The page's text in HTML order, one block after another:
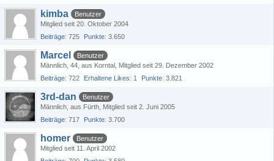
kimba
Benutzer
Mitglied seit 20. Oktober 2004
Beiträge 725 Punkte 3.650
Marcel
Benutzer
Männlich 44 aus Korntal Mitglied seit 29. Dezember 2002
Beiträge 722 Erhaltene Likes 1 Punkte 3.821
3rd-dan
Benutzer
Männlich aus Fürth Mitglied seit 2. Juni 2005
Beiträge 717 Punkte 3.700
homer
Benutzer
Mitglied seit 11. April 2002